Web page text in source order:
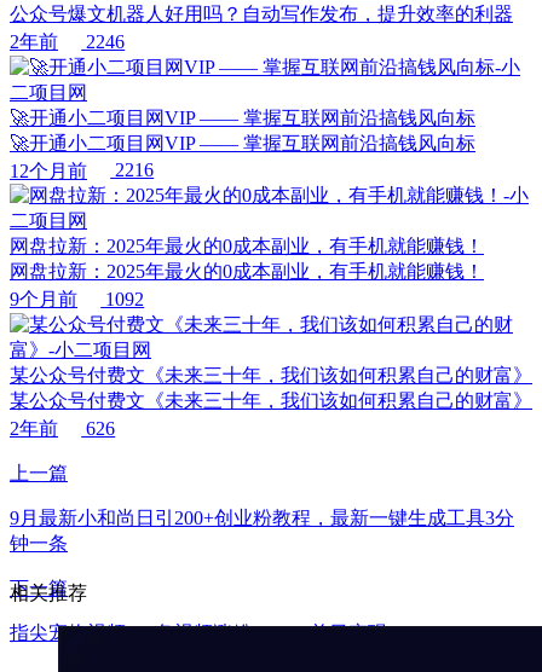
公众号爆文机器人好用吗？自动写作发布，提升效率的利器
2年前
2246
🚀开通小二项目网VIP —— 掌握互联网前沿搞钱风向标
🚀开通小二项目网VIP —— 掌握互联网前沿搞钱风向标
12个月前
2216
网盘拉新：2025年最火的0成本副业，有手机就能赚钱！
网盘拉新：2025年最火的0成本副业，有手机就能赚钱！
9个月前
1092
某公众号付费文《未来三十年，我们该如何积累自己的财富》
某公众号付费文《未来三十年，我们该如何积累自己的财富》
2年前
626
上一篇
9月最新小和尚日引200+创业粉教程，最新一键生成工具3分
钟一条
下一篇
指尖宠物视频，1条视频涨粉1700，单日变现5000+
相关推荐